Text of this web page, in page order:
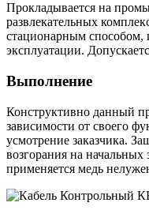
Прокладывается на
развлекательных
стационарным способом,
эксплуатации.
Выполнение
Конструктивно данный
зависимости от своего
усмотрение заказчика.
возгорания на
применяется медь